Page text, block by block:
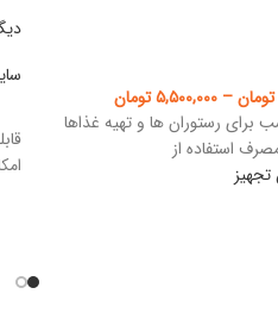
تومان– ۵,۵۰۰,۰۰۰تومان
رستوران ها و تهیه غذاها
استفاده از
تجهیز